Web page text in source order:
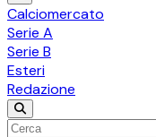
Calciomercato
Serie A
Serie B
Esteri
Redazione